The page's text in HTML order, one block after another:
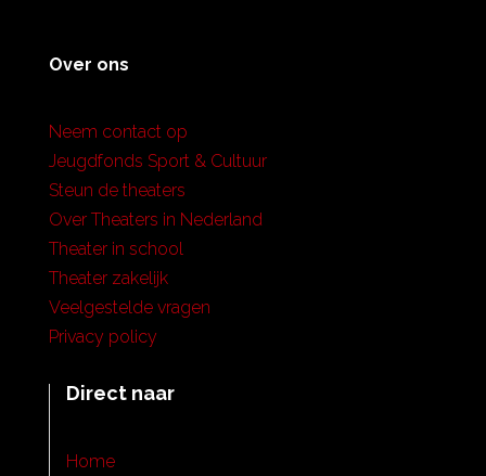
Over ons
Neem contact op
Jeugdfonds Sport & Cultuur
Steun de theaters
Over Theaters in Nederland
Theater in school
Theater zakelijk
Veelgestelde vragen
Privacy policy
Direct naar
Home